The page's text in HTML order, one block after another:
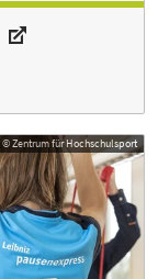
© Zentrum für Hochschulsport